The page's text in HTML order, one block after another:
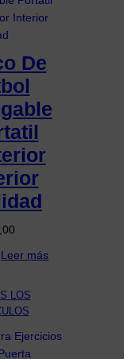
De
Leer más
LOS